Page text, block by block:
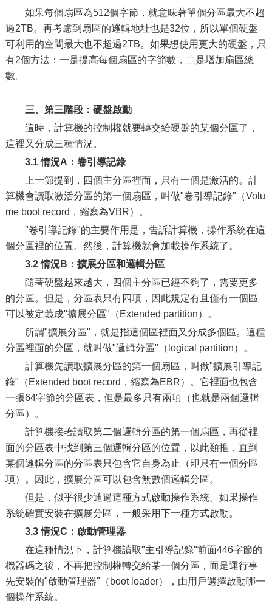
如果每個扇區為512個字節，就意味著單個分區最大不超
過2TB。再考慮到扇區的邏輯地址也是32位，所以單個硬盤
可利用的空間最大也不超過2TB。如果想使用更大的硬盤，只
有2個方法：一是提高每個扇區的字節數，二是增加扇區總
數。
三、第三階段：硬盤啟動
這時，計算機的控制權就要轉交給硬盤的某個分區了，
這裡又分成三種情況。
3.1 情況A：卷引導記錄
上一節提到，四個主分區裡面，只有一個是激活的。計
算機會讀取激活分區的第一個扇區，叫做"卷引導記錄"（Volu
me boot record，縮寫為VBR）。
"卷引導記錄"的主要作用是，告訴計算機，操作系統在這
個分區裡的位置。然後，計算機就會加載操作系統了。
3.2 情況B：擴展分區和邏輯分區
隨著硬盤越來越大，四個主分區已經不夠了，需要更多
的分區。但是，分區表只有四項，因此規定有且僅有一個區
可以被定義成"擴展分區"（Extended partition）。
所謂"擴展分區"，就是指這個區裡面又分成多個區。這種
分區裡面的分區，就叫做"邏輯分區"（logical partition）。
計算機先讀取擴展分區的第一個扇區，叫做"擴展引導記
錄"（Extended boot record，縮寫為EBR）。它裡面也包含
一張64字節的分區表，但是最多只有兩項（也就是兩個邏輯
分區）。
計算機接著讀取第二個邏輯分區的第一個扇區，再從裡
面的分區表中找到第三個邏輯分區的位置，以此類推，直到
某個邏輯分區的分區表只包含它自身為止（即只有一個分區
項）。因此，擴展分區可以包含無數個邏輯分區。
但是，似乎很少通過這種方式啟動操作系統。如果操作
系統確實安裝在擴展分區，一般采用下一種方式啟動。
3.3 情況C：啟動管理器
在這種情況下，計算機讀取"主引導記錄"前面446字節的
機器碼之後，不再把控制權轉交給某一個分區，而是運行事
先安裝的"啟動管理器"（boot loader），由用戶選擇啟動哪一
個操作系統。